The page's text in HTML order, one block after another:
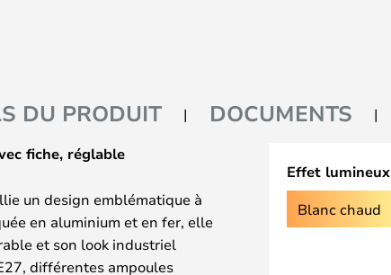
DU PRODUIT DOCUMENTS
fiche, réglable
un design emblématique à
en aluminium et en fer, elle
et son look industriel
différentes ampoules
Effet lumineux
Blanc chaud